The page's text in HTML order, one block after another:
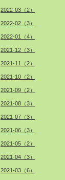
2022-03（2）
2022-02（3）
2022-01（4）
2021-12（3）
2021-11（2）
2021-10（2）
2021-09（2）
2021-08（3）
2021-07（3）
2021-06（3）
2021-05（2）
2021-04（3）
2021-03（6）